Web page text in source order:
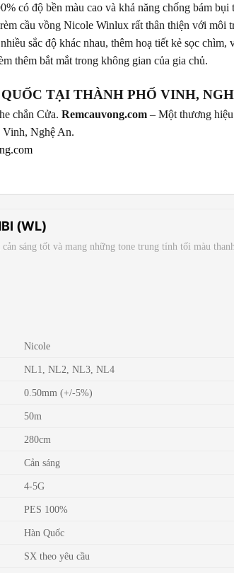
có độ bền màu cao và khả năng chống bám
cầu vồng Nicole Winlux rất thân thiện với môi
sắc độ khác nhau, thêm hoạ tiết kẻ sọc
thêm bắt mắt trong không gian của gia chủ.
TẠI THÀNH PHỐ VINH,
chắn Cửa. Remcauvong.com – Một thương
Nghệ An.
(WL)
sáng tốt và mang những tone trung tính tối màu
Nicole
NL1, NL2, NL3, NL4
0.50mm (+/-5%)
50m
280cm
Cản sáng
4-5G
PES 100%
Hàn Quốc
SX theo yêu cầu